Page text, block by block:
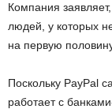
Компания
людей, у которых
на первую
Поскольку PayPal
работает с